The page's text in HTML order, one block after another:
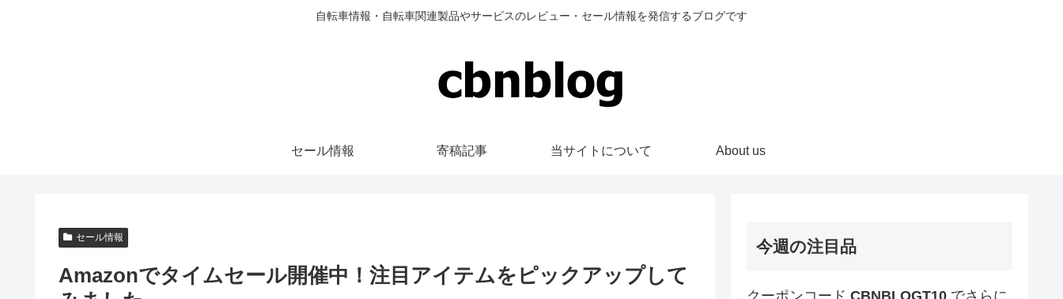
自転車情報・自転車関連製品やサービスのレビュー・セール情報を発信するブログです
セール情報 寄稿記事 当サイトについて About us
セール情報
Amazonでタイムセール開催中！注目アイテムをピックアップして
今週の注目品
クーポンコード CBNBLOGT10 でさらに